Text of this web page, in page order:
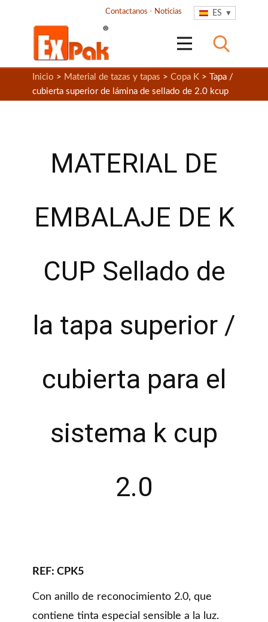
ES
Contactanos - Noticias
Inicio > Material de tazas y tapas > Copa K > Tapa /
cubierta superior de lámina de sellado de 2.0 kcup
MATERIAL DE
EMBALAJE DE K
CUP Sellado de
la tapa superior /
cubierta para el
sistema k cup
2.0
REF: CPK5
Con anillo de reconocimiento 2.0, que
contiene tinta especial sensible a la luz.